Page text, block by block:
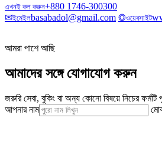
এখনই কল করুন+880 1746-300300
✉ইমেইলbasabadol@gmail.com ◎ওয়েবসাইট
আমরা পাশে আছি
আমাদের সঙ্গে যোগাযোগ করুন
জরুরি সেবা, বুকিং বা অন্য কোনো বিষয়ে নিচের
আপনার নাম